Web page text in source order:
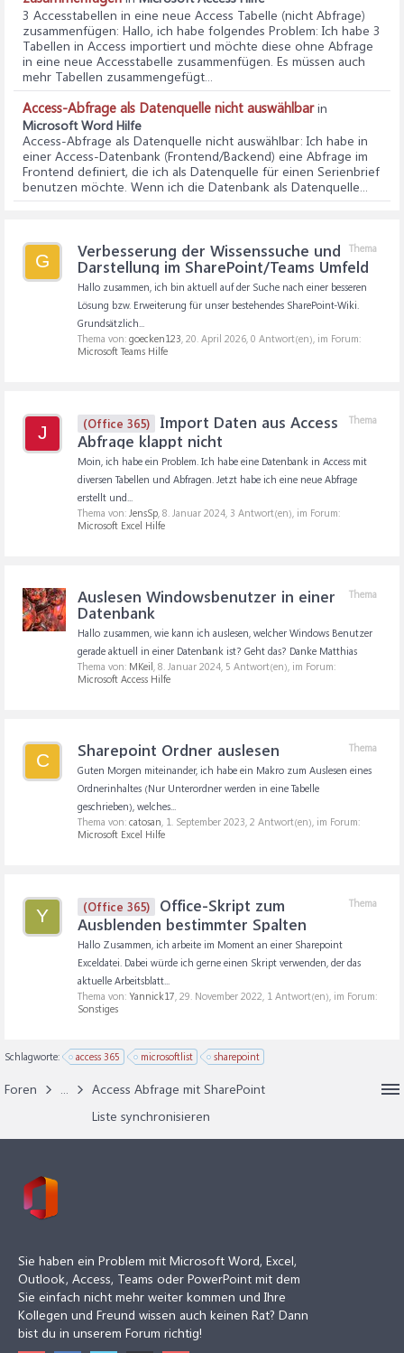
3 Accesstabellen in eine neue Access Tabelle (nicht Abfrage)
zusammenfügen: Hallo, ich habe folgendes Problem: Ich habe 3
Tabellen in Access importiert und möchte diese ohne Abfrage
in eine neue Accesstabelle zusammenfügen. Es müssen auch
mehr Tabellen zusammengefügt...
Access-Abfrage als Datenquelle nicht auswählbarin
Microsoft Word Hilfe
Access-Abfrage als Datenquelle nicht auswählbar: Ich habe in
einer Access-Datenbank (Frontend/Backend) eine Abfrage im
Frontend definiert, die ich als Datenquelle für einen Serienbrief
benutzen möchte. Wenn ich die Datenbank als Datenquelle...
G
Thema
Verbesserung der Wissenssuche und
Darstellung im SharePoint/Teams Umfeld
Hallo zusammen, ich bin aktuell auf der Suche nach einer besseren
Lösung bzw. Erweiterung für unser bestehendes SharePoint-Wiki.
Grundsätzlich...
Thema von: goecken123, 20. April 2026, 0 Antwort(en), im Forum:
Microsoft Teams Hilfe
J
Thema
(Office 365)
Import Daten aus Access
Abfrage klappt nicht
Moin, ich habe ein Problem. Ich habe eine Datenbank in Access mit
diversen Tabellen und Abfragen. Jetzt habe ich eine neue Abfrage
erstellt und...
Thema von: JensSp, 8. Januar 2024, 3 Antwort(en), im Forum:
Microsoft Excel Hilfe
Thema
Auslesen Windowsbenutzer in einer
Datenbank
Hallo zusammen, wie kann ich auslesen, welcher Windows Benutzer
gerade aktuell in einer Datenbank ist? Geht das? Danke Matthias
Thema von: MKeil, 8. Januar 2024, 5 Antwort(en), im Forum:
Microsoft Access Hilfe
C
Thema
Sharepoint Ordner auslesen
Guten Morgen miteinander, ich habe ein Makro zum Auslesen eines
Ordnerinhaltes (Nur Unterordner werden in eine Tabelle
geschrieben), welches...
Thema von: catosan, 1. September 2023, 2 Antwort(en), im Forum:
Microsoft Excel Hilfe
Y
Thema
(Office 365)
Office-Skript zum
Ausblenden bestimmter Spalten
Hallo Zusammen, ich arbeite im Moment an einer Sharepoint
Exceldatei. Dabei würde ich gerne einen Skript verwenden, der das
aktuelle Arbeitsblatt...
Thema von: Yannick17, 29. November 2022, 1 Antwort(en), im Forum:
Sonstiges
Schlagworte: access 365 microsoftlist sharepoint
Foren ...
Access Abfrage mit SharePoint
Liste synchronisieren
Sie haben ein Problem mit Microsoft Word, Excel,
Outlook, Access, Teams oder PowerPoint mit dem
Sie einfach nicht mehr weiter kommen und Ihre
Kollegen und Freund wissen auch keinen Rat? Dann
bist du in unserem Forum richtig!